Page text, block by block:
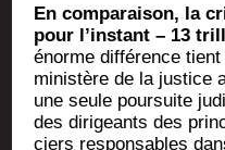
En com­pa­rai­son, la
pour l’instant – 13
énorme dif­fé­rence
minis­tère de la jus­tice
une seule pour­suite
des diri­geants des
ciers res­pon­sables